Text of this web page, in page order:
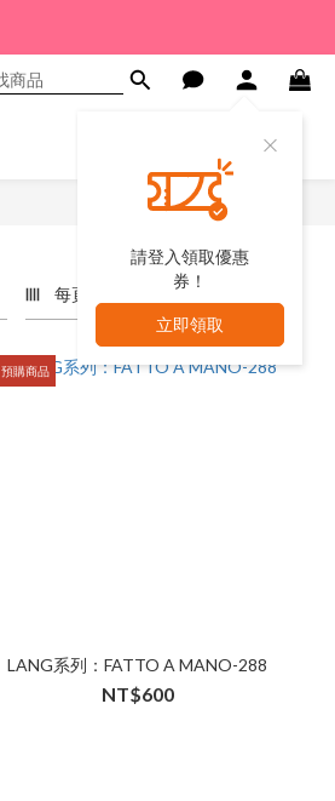
請登入領取優惠
券！
立即領取
每頁顯示 24 個
預購商品
LANG系列：FATTO A MANO-288
NT$600